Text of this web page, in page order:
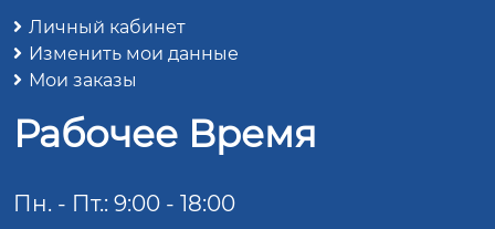
Личный кабинет
Изменить мои данные
Мои заказы
Рабочее Время
Пн. - Пт.: 9:00 - 18:00